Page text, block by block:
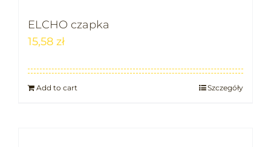
ELCHO czapka
15,58 zł
Add to cart Szczegóły